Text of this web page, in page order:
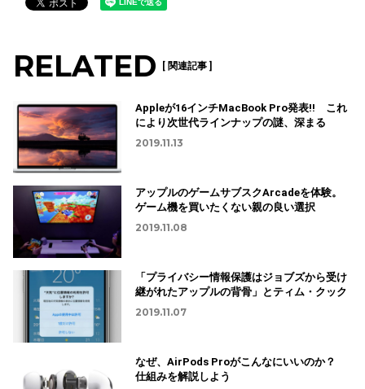
RELATED [ 関連記事 ]
Appleが16インチMacBook Pro発表!! これ
により次世代ラインナップの謎、深まる
2019.11.13
アップルのゲームサブスクArcadeを体験。
ゲーム機を買いたくない親の良い選択
2019.11.08
「プライバシー情報保護はジョブズから受け
継がれたアップルの背骨」とティム・クック
2019.11.07
なぜ、AirPods Proがこんなにいいのか？
仕組みを解説しよう